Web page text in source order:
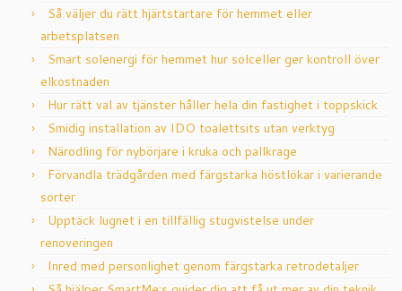
Så väljer du rätt hjärtstartare för hemmet eller
arbetsplatsen
Smart solenergi för hemmet hur solceller ger kontroll över
elkostnaden
Hur rätt val av tjänster håller hela din fastighet i toppskick
Smidig installation av IDO toalettsits utan verktyg
Närodling för nybörjare i kruka och pallkrage
Förvandla trädgården med färgstarka höstlökar i varierande
sorter
Upptäck lugnet i en tillfällig stugvistelse under
renoveringen
Inred med personlighet genom färgstarka retrodetaljer